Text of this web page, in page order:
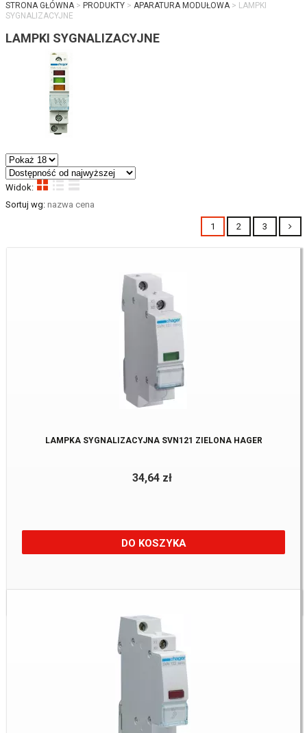
STRONA GŁÓWNA PRODUKTY APARATURA MODUŁOWA
LAMPKI
SYGNALIZACYJNE
LAMPKI SYGNALIZACYJNE
Widok:
Sortuj wg: nazwa cena
1 2 3
LAMPKA SYGNALIZACYJNA SVN121 ZIELONA HAGER
34,64 zł
DO KOSZYKA
Dostępne:27 Szt.